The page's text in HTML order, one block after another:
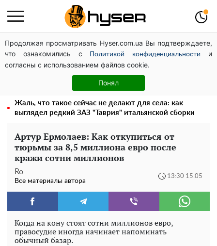
Продолжая просматривать Hyser.com.ua Вы подтверждаете,
что ознакомились с
Политикой конфиденциальности
и
согласны с использованием файлов cookie.
Понял
Дроны с наценкой: Александр Конотопский вывел
миллионы оборонного бюджета через фиктивную
фирму в Эстонии
Голая Елена Тополя в интересных позах заставила
отвисать челюсти: слив видео – было только началом
Жаль, что такое сейчас не делают для села: как
выглядел редкий ЗАЗ "Таврия" итальянской сборки
Артур Ермолаев: Как откупиться от
тюрьмы за 8,5 миллиона евро после
кражи сотни миллионов
Ro
Все материалы автора
13:30 15.05
Когда на кону стоят сотни миллионов евро,
правосудие иногда начинает напоминать
обычный базар.